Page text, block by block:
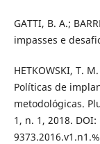
GATTI, B. A.;
impasses e
HETKOWSKI, T.
Políticas de
metodológicas.
1, n. 1, 2018.